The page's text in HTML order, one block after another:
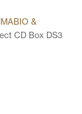
&
CD Box DS3